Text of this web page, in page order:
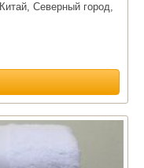
Северный город,